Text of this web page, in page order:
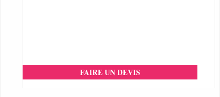
FAIRE UN DEVIS